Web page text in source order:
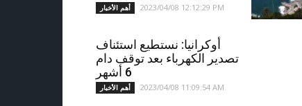
أهم الأخبار 2023/04/08 12:12:29 PM
أوكرانيا: نستطيع استئناف
تصدير الكهرباء بعد توقف دام
6 أشهر
أهم الأخبار 2023/04/08 11:09:54 AM